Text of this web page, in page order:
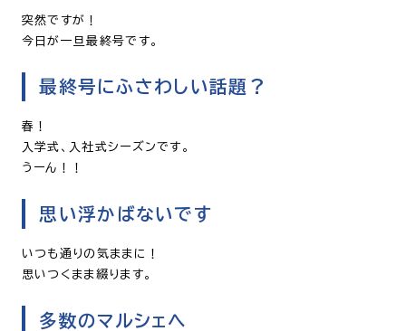
突然ですが！
今日が一旦最終号です。
最終号にふさわしい話題？
春！
入学式、入社式シーズンです。
うーん！！
思い浮かばないです
いつも通りの気ままに！
思いつくまま綴ります。
多数のマルシェへ